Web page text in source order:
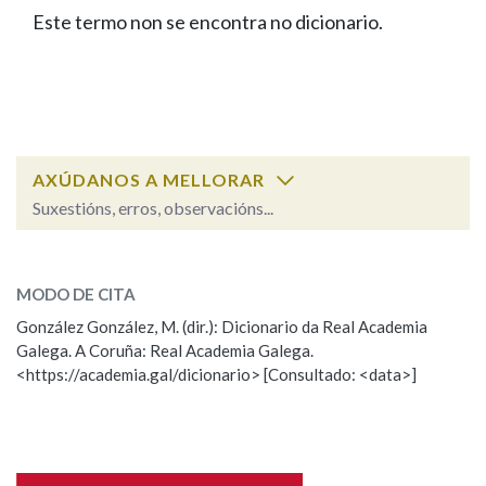
FIGURAS HOMENAXEADAS
PORTAL DAS PALABRAS
Facebook
TwitterYoutubeInstagram
Bluesky
BUSCAR NOS LEMAS
Remata por
BUSCAR NO CONTIDO
Nas definicións
Este termo non se encontra no dicionario.
AXÚDANOS A MELLORAR
Suxestións, erros, observacións...
Observación
Nome
MODO DE CITA
González González, M. (dir.): Dicionario da Real Academia
Galega. A Coruña: Real Academia Galega.
<https://academia.gal/dicionario> [Consultado: <data>]